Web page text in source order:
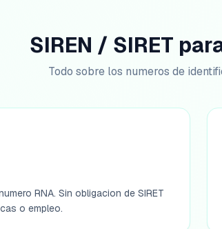
SIREN / SIRET
Todo sobre los numeros de
RNA. Sin obligacion de SIRET
o empleo.